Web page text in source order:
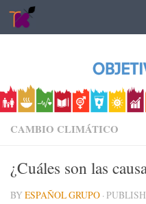
Skip to content
CAMBIO CLIMÁTICO
¿Cuáles son las
BYESPAÑOL GRUPO ·